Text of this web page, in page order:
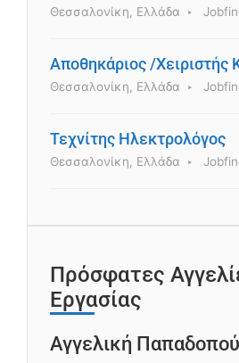
Θεσσαλονίκη, Ελλάδα
Αποθηκάριος /Χειριστής
Θεσσαλονίκη, Ελλάδα
Τεχνίτης Ηλεκτρολόγος
Θεσσαλονίκη, Ελλάδα
Πρόσφατες
Εργασίας
Αγγελική